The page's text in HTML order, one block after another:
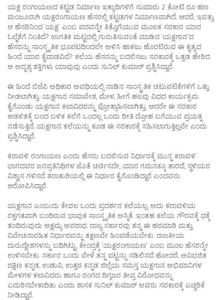
ಯಕ್ಷ ರಂಗಾಯಣದ ಕಟ್ಟಡ ನಿರ್ಮಾಣ ಇತ್ಯಾದಿಗಳಿಗೆ ಸುಮಾರು 2 ಕೋಟಿ ರೂ ಹಣ
ಮಂಜೂರಾಗಿ ಯಕ್ಷರಂಗಾಯಣ ಹೆಸರಲ್ಲಿ ಕಟ್ಟಡಗಳ ನಿರ್ಮಾಣವಾಗಿದೆ. ಆದರೆ, ಇವತ್ತು
ಆ ಹೆಸರಿನಿಂದ ‘ಯಕ್ಷʼ ಎಂಬ ಪದವನ್ನೇ ಕಿತ್ತೊಗೆಯುವ ಮೂಲಕ ಸರಕಾರ ಯಾರ
ಓಲೈಕೆಗೆ ನಿಂತಿದೆ? ಜಾಗತಿಕ ಮಟ್ಟದಲ್ಲಿ ಗುರುತಿಸುವಂತೆ ಮಾಡಿದ ‘ಯಕ್ಷಗಾನʼದ
ಹೆಸರನ್ನು ಸಾಂಸ್ಕೃತಿಕ ಭೂಪಟದಿಂದಲೇ ಅಳಿಸಿ ಹಾಕಲು ಹೊರಟಿರುವ ಈ ಕೃತ್ಯದ
ಹಿಂದೆ ಯಾರ ಕೈವಾಡವಿದೆ? ಕಲೆಯ ಹೆಸರನ್ನು ಬದಲಿಸಲು ಸರಕಾರಕ್ಕೆ ಒತ್ತಡ ಹೇರಿದ
ಆ ಅದೃಶ್ಯ ಶಕ್ತಿಗಳು ಯಾವುವು ಎಂದು ಸುನಿಲ್‌ ಕುಮಾರ್ ಪ್ರಶ್ನಿಸಿದ್ದಾರೆ.
ಈ ಹಿಂದೆ ಬಿಜೆಪಿ ಅಧಿಕಾರ ಅವಧಿಯಲ್ಲಿ ನಾಡಿನ ಸಾಂಸ್ಕ್ರತಿಕ ಚಟುವಟಿಕೆಗಳಿಗೆ ಒತ್ತು
ನೀಡಲಾಗಿತ್ತು. ಯಕ್ಷಗಾನ ಸಮಾವೇಶ, ಮೇಳ, ಹೀಗೆ ಹಲವು ವಿಧದ ಕಾರ್ಯಕ್ರಮ
ಕೈಗೊಂಡು ಯಕ್ಷಗಾನ ಕಲಾವಿದರನ್ನು ಪ್ರೋತ್ಸಾಹಿಸಲಾಗಿತ್ತು. ಆದರೇ ಈ ಸರಕಾರ
ಆಡಳಿತಕ್ಕೆ ಬಂದ ಬಳಿಕ ಕಲೆಗೆ ಒಂದಲ್ಲ ಒಂದು ರೀತಿ ದ್ರೋಹ ಬಗೆಯುವ ಪ್ರಯತ್ನ
ನಡೆಸುತ್ತಿದೆ. ಯಕ್ಷಗಾನ ಕಲೆಯನ್ನು ಕೂಡ ಈ ಸರಕಾರಕ್ಕೆ ಸಹಿಸಲಾಗುತ್ತಿಲ್ಲವೇ ಎಂದು
ಪ್ರಶ್ನಿಸಿದ್ದಾರೆ.
ಕರಾವಳಿ ರಂಗಾಯಣ ಎಂದು ಹೆಸರು ಬದಲಿಸುವ ನಿರ್ಧಾರಕ್ಕೆ ಮುನ್ನ ಕರಾವಳಿ
ಭಾಗದವರ ಜನಪ್ರತಿನಿಧಿಗಳ ಜೊತೆ ಚರ್ಚಿಸದೇ, ಯಾರ ಗಮನಕ್ಕೂ ತಾರದೆ, ಸ್ಥಳಿಯರ
ವಿಶ್ವಾಸ ಗಳಿಸದೆ ತರಾತುರಿಯಲ್ಲಿ ಈ ನಿರ್ಧಾರ ಕೈಗೊಂಡಿದ್ದಾರೆ ಎಂದವರು
ಆರೋಪಿಸಿದ್ದಾರೆ.
ಯಕ್ಷಗಾನ ಎಂಬುದು ಕೇವಲ ಒಂದು ಪ್ರದರ್ಶನ ಕಲೆಯಲ್ಲ. ಅದು ಕರಾವಳಿಯ
ರಕ್ತಗತವಾಗಿ ಬಂದಿರುವ ಭಾವುಕ ಸಾಂಸ್ಕೃತಿಕ ಅಸ್ಮಿತೆ. ಇಂತಹ ಕಲೆಯ ಗೌರವಕ್ಕೆ ಧಕ್ಕೆ
ತಂದಿರುವುದು ಅಕ್ಷಮ್ಯ ಅಪರಾಧ. ರಾಜ್ಯ ಸರ್ಕಾರವು ತನ್ನ ಈ ಹಠಮಾರಿ ಮತ್ತು
ವಿವೇಚನಾರಹಿತ ನಿರ್ಧಾರವನ್ನು ತಕ್ಷಣವೇ ಹಿಂಪಡೆಯಬೇಕು. ರಾಜಕೀಯ
ದುರುದ್ದೇಶಗಳನ್ನು ಬದಿಗಿಟ್ಟು, ಕೇಂದ್ರಕ್ಕೆ ‘ಯಕ್ಷರಂಗಾಯಣʼ ಎಂಬ ಮೂಲ ಹೆಸರನ್ನೇ
ಉಳಿಸಬೇಕು. ಸರ್ಕಾರ ಒಂದು ವೇಳೆ ತನ್ನ ಪಟ್ಟನ್ನು ಸಡಿಲಿಸದೆ ಹೋದರೆ, ಅವಿಭಜಿತ
ದಕ್ಷಿಣ ಕನ್ನಡ, ಉಡುಪಿ, ಉತ್ತರ ಕನ್ನಡ ಜಿಲ್ಲೆಯ ಸಮಸ್ತ ಯಕ್ಷಗಾನ ಅಭಿಮಾನಿಗಳ
ಮೇಳಗಳ ಕಲಾವಿದರು ಹಾಗೂ ರಂಗದ ದಿಗ್ಗಜರ ತೀವ್ರ ವಿರೋಧವನ್ನು
ಎದುರಿಸಬೇಕಾದಿತು ಎಂದು ಶಾಸಕ ಸುನಿಲ್‌ ಕುಮಾರ್‌ ಅವರು ಸರಕಾರಕ್ಕೆ ಎಚ್ಚರಿಕೆ
ನೀಡಿದ್ದಾರೆ.